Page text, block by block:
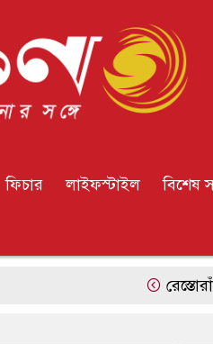
ফিচার লাইফস্টাইল বিশেষ
রেস্তোরাঁর